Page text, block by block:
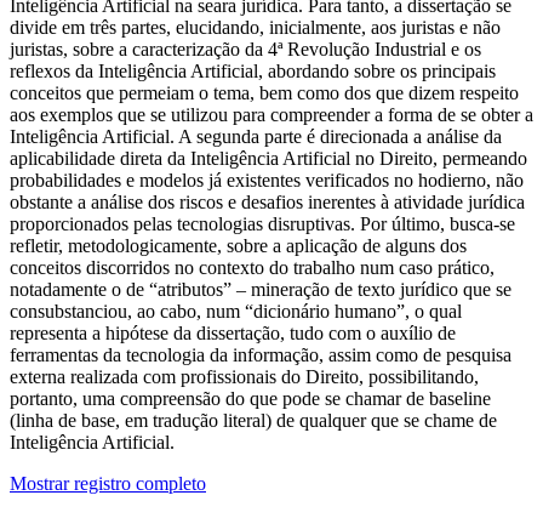
Inteligência Artificial na seara jurídica. Para tanto, a dissertação se
divide em três partes, elucidando, inicialmente, aos juristas e não
juristas, sobre a caracterização da 4ª Revolução Industrial e os
reflexos da Inteligência Artificial, abordando sobre os principais
conceitos que permeiam o tema, bem como dos que dizem respeito
aos exemplos que se utilizou para compreender a forma de se obter a
Inteligência Artificial. A segunda parte é direcionada a análise da
aplicabilidade direta da Inteligência Artificial no Direito, permeando
probabilidades e modelos já existentes verificados no hodierno, não
obstante a análise dos riscos e desafios inerentes à atividade jurídica
proporcionados pelas tecnologias disruptivas. Por último, busca-se
refletir, metodologicamente, sobre a aplicação de alguns dos
conceitos discorridos no contexto do trabalho num caso prático,
notadamente o de “atributos” – mineração de texto jurídico que se
consubstanciou, ao cabo, num “dicionário humano”, o qual
representa a hipótese da dissertação, tudo com o auxílio de
ferramentas da tecnologia da informação, assim como de pesquisa
externa realizada com profissionais do Direito, possibilitando,
portanto, uma compreensão do que pode se chamar de baseline
(linha de base, em tradução literal) de qualquer que se chame de
Inteligência Artificial.
Mostrar registro completo